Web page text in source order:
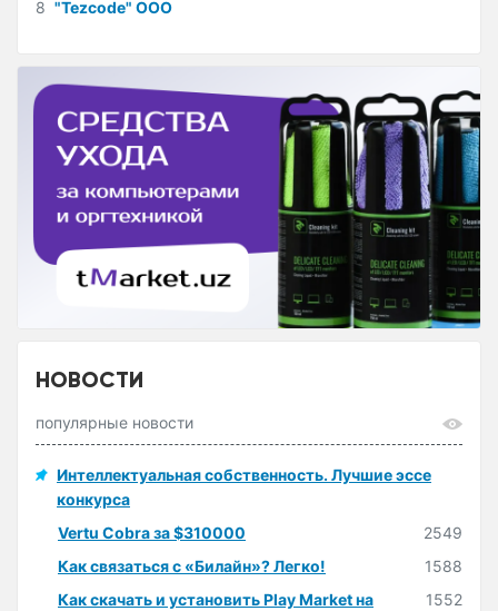
8 "Tezcode" ООО
НОВОСТИ
популярные новости
Интеллектуальная собственность. Лучшие эссе
конкурса
Vertu Cobra за $310000
2549
Как связаться с «Билайн»? Легко!
1588
Как скачать и установить Play Market на
1552